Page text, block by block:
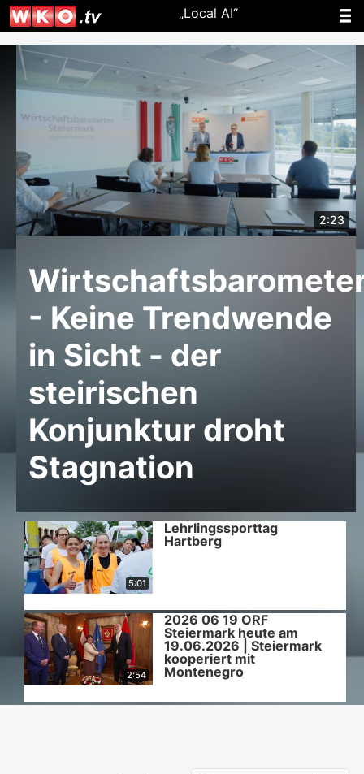
„Local AI“
2:23
- Keine Trendwende
in Sicht - der
steirischen
Konjunktur droht
Stagnation
5:01
Lehrlingssporttag
Hartberg
2:54
2026 06 19 ORF
Steiermark heute am
19.06.2026 | Steiermark
kooperiert mit
Montenegro